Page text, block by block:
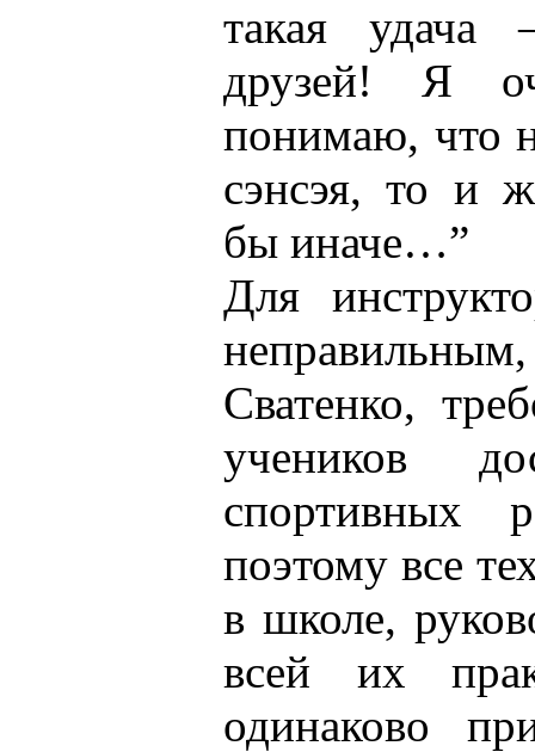
такая удача
друзей! Я
понимаю, что
сэнсэя, то и
бы иначе…”
Для
Сватенко,
учеников
спортивных
поэтому все
в школе,
всей их
одинаково